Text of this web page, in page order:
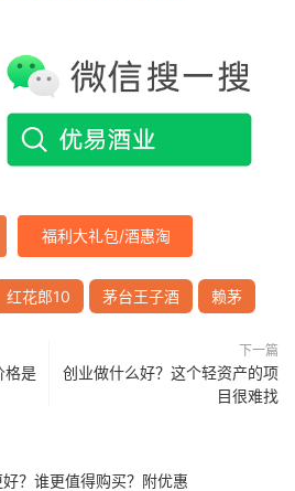
福利大礼包/酒惠淘
红花郎10 茅台王子酒 赖茅
格是
下一篇
创业做什么好？这个轻资产的项
目很难找
？谁更值得购买？附优惠